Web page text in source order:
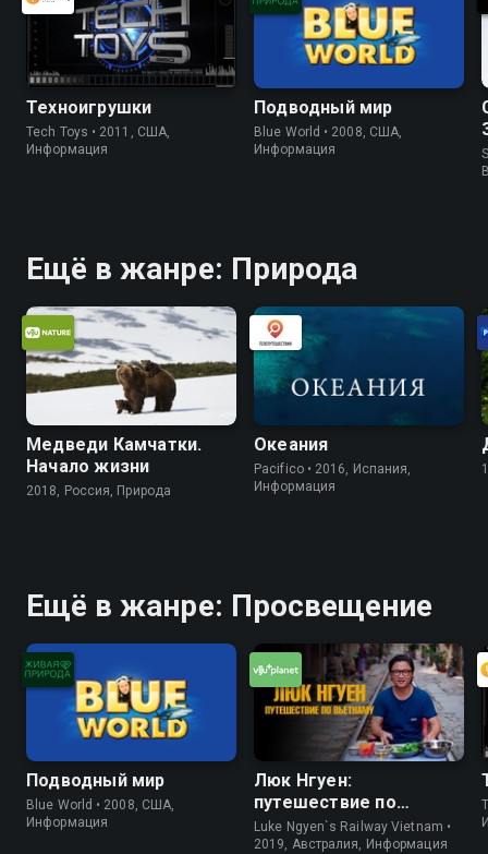
Техноигрушки
Tech Toys • 2011, США,
Информация
Подводный мир
Blue World • 2008, США,
Информация
Ещё в жанре: Природа
Медведи Камчатки.
Начало жизни
2018, Россия, Природа
Океания
Pacifico • 2016, Испания,
Информация
Ещё в жанре: Просвещение
Подводный мир
Blue World • 2008, США,
Информация
Люк Нгуен:
путешествие по
Вьетнаму
Luke Ngyen`s Railway Vietnam •
2019, Австралия, Информация